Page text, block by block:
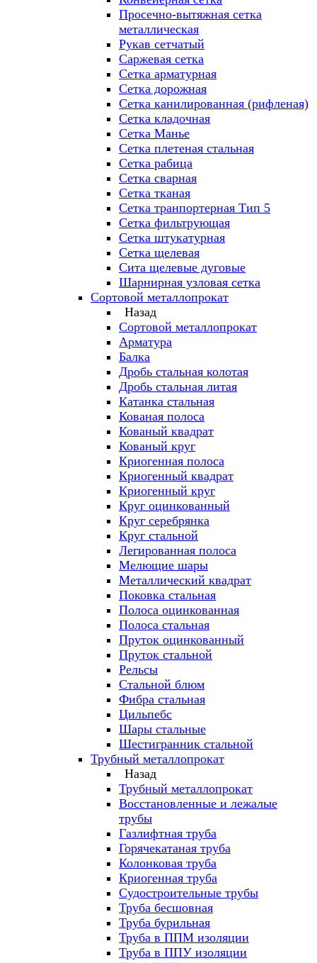
Просечно-вытяжная сетка
металлическая
Рукав сетчатый
Саржевая сетка
Сетка арматурная
Сетка дорожная
Сетка канилированная (рифленая)
Сетка кладочная
Сетка Манье
Сетка плетеная стальная
Сетка рабица
Сетка сварная
Сетка тканая
Сетка транпортерная Тип 5
Сетка фильтрующая
Сетка штукатурная
Сетка щелевая
Сита щелевые дуговые
Шарнирная узловая сетка
Сортовой металлопрокат
Назад
Сортовой металлопрокат
Арматура
Балка
Дробь стальная колотая
Дробь стальная литая
Катанка стальная
Кованая полоса
Кованый квадрат
Кованый круг
Криогенная полоса
Криогенный квадрат
Криогенный круг
Круг оцинкованный
Круг серебрянка
Круг стальной
Легированная полоса
Мелющие шары
Металлический квадрат
Поковка стальная
Полоса оцинкованная
Полоса стальная
Пруток оцинкованный
Пруток стальной
Рельсы
Стальной блюм
Фибра стальная
Цильпебс
Шары стальные
Шестигранник стальной
Трубный металлопрокат
Назад
Трубный металлопрокат
Восстановленные и лежалые
трубы
Газлифтная труба
Горячекатаная труба
Колонковая труба
Криогенная труба
Судостроительные трубы
Труба бесшовная
Труба бурильная
Труба в ППМ изоляции
Труба в ППУ изоляции